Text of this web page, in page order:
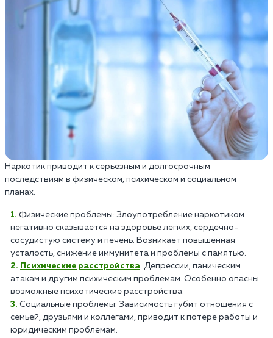
Наркотик приводит к серьезным и долгосрочным
последствиям в физическом, психическом и социальном
планах.
Физические проблемы: Злоупотребление наркотиком
негативно сказывается на здоровье легких, сердечно-
сосудистую систему и печень. Возникает повышенная
усталость, снижение иммунитета и проблемы с памятью.
Психические расстройства: Депрессии, паническим
атакам и другим психическим проблемам. Особенно опасны
возможные психотические расстройства.
Социальные проблемы: Зависимость губит отношения с
семьей, друзьями и коллегами, приводит к потере работы и
юридическим проблемам.